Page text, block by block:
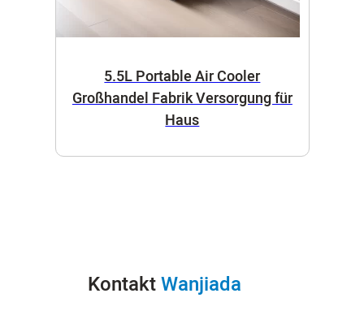
5.5L Portable Air Cooler
Großhandel Fabrik Versorgung für
Haus
KontaktWanjiada